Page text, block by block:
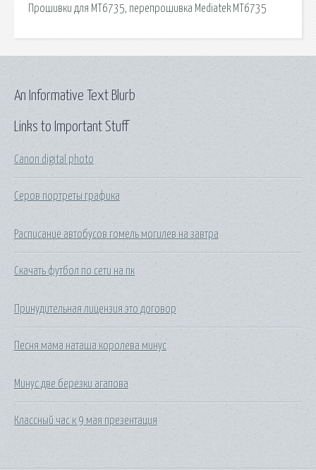
Прошивки для MT6735, перепрошивка Mediatek MT6735
Links to Important Stuff
Canon digital photo
Серов портреты графика
Расписание автобусов гомель могилев на завтра
Скачать футбол по сети на пк
Принудительная лицензия это договор
Песня мама наташа королева минус
Минус две березки агапова
Классный час к 9 мая презентация
An Informative Text Blurb